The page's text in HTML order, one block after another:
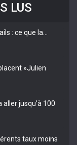
LUS
: ce que la…
»Julien
jusqu’à 100
taux moins